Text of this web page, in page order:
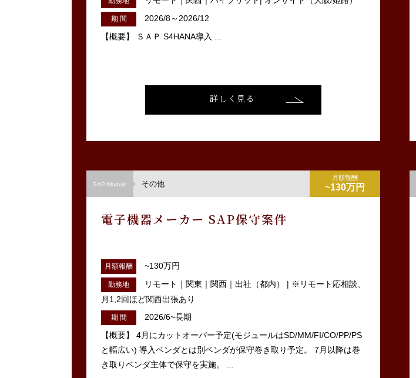
期 間
2026/8～2026/12
【概要】 ＳＡＰ S4HANA導入 ...
詳しく見る
SAP Module その他
月額報酬
~130万円
電子機器メーカー SAP保守案件
月額報酬 ~130万円
勤務地
リモート｜関東｜関西｜出社（都内） | ※リモート応相談、
月1,2回ほど関西出張あり
期 間
2026/6~長期
【概要】 4月にカットオーバー予定(モジュールはSD/MM/FI/CO/PP/PS
と幅広い) 導入ベンダとは別ベンダが保守巻き取り予定。 7月以降は巻
き取りベンダ主体で保守を実施。 ...